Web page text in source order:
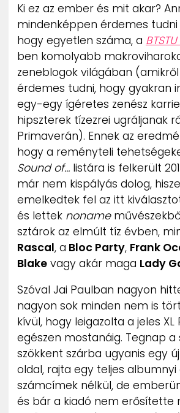
ZENE
MÉDIAAJÁNLAT
IMPRESSZUM
PR-ARCHÍVUM
ADATKEZELÉSI
Ki ez az ember és mit akar?
mindenképpen érdemes tudni
hogy egyetlen száma, a BTSTU
ben komolyabb
zeneblogok világában
érdemes tudni, hogy gyakran
egy-egy ígéretes zenész
hipszterek tízezrei ugráljanak
Primaverán). Ennek az
hogy a reményteli
Sound of… listára is felkerült
már nem kispályás dolog,
emelkedtek fel az itt
és lettek noname
sztárok az elmúlt tíz évben,
Rascal, a Bloc Party, Frank
Blake vagy akár maga Lady
Szóval Jai Paulban nagyon
nagyon sok minden nem is
kívül, hogy leigazolta a jeles XL
egészen mostanáig. Tegnap
szökkent szárba ugyanis egy
oldal, rajta egy teljes albumnyi
számcímek nélkül, de
és bár a kiadó nem erősítette